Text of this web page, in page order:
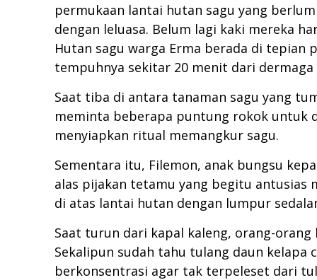
permukaan lantai hutan sagu yang
dengan leluasa. Belum lagi kaki mereka
Hutan sagu warga Erma berada di tepian
tempuhnya sekitar 20 menit dari
Saat tiba di antara tanaman sagu yang
meminta beberapa puntung rokok untuk
menyiapkan ritual memangkur sagu.
Sementara itu, Filemon, anak bungsu
alas pijakan tetamu yang begitu
di atas lantai hutan dengan lumpur
Saat turun dari kapal kaleng, orang-
Sekalipun sudah tahu tulang daun
berkonsentrasi agar tak terpeleset dari